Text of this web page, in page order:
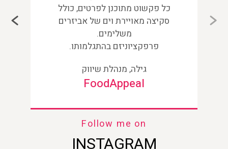
כל פקשוט מתוכנן לפרטים, כולל
סקיצה מאויירת וים של אביזרים
משלימים.
פרפקציוניזם בהתגלמותו.
גילה, מנהלת שיווק
FoodAppeal
Follow me on